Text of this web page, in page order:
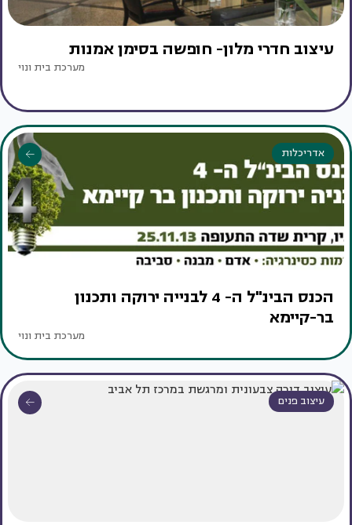
עיצוב חדרי מלון- חופשה בסימן אמנות
מערכת בית ונוי
אדריכלות
הכנס הבינ"ל ה- 4 לבנייה ירוקה ותכנון
בר-קיימא
מערכת בית ונוי
עיצוב פנים